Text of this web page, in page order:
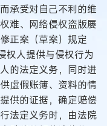
承受对自己不利的维
难、网络侵权盗版屡
正案（草案）规定
权人提供与侵权行为
的法定义务，同时进
虚假账簿、资料的情
供的证据，确定赔偿
法定义务时，由法院